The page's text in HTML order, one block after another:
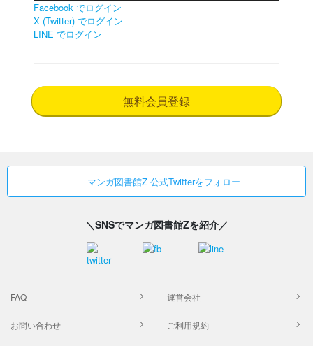
Facebook でログイン
X (Twitter) でログイン
LINE でログイン
無料会員登録
マンガ図書館Z 公式Twitterをフォロー
＼SNSでマンガ図書館Zを紹介／
FAQ 運営会社
お問い合わせ ご利用規約